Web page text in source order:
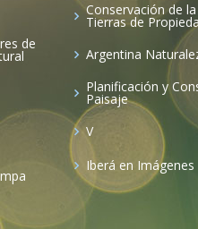
de
Conservación de
Tierras de
Argentina
Planificación y
Paisaje
V
Iberá en Imágenes